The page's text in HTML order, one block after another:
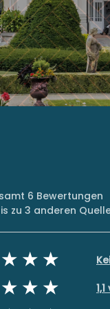
6 Bewertungen
zu 3 anderen